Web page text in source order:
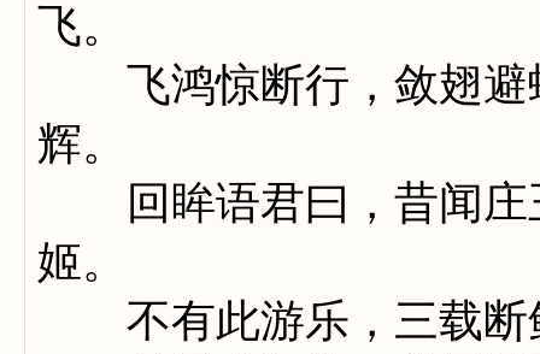
飞。
飞鸿惊断行，敛翅避
辉。
回眸语君曰，昔闻庄
姬。
不有此游乐，三载断